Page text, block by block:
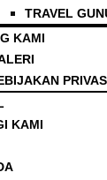
TRAVEL
KAMI
KAMI